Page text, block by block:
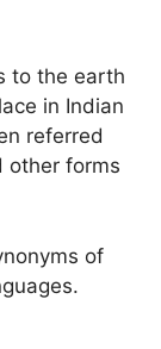
to the earth
in Indian
referred
other forms
of